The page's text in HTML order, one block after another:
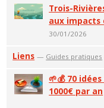
Trois-
aux impacts
30/01/2026
Liens — Guides pratiques
🌱💰 70
1000€ par an